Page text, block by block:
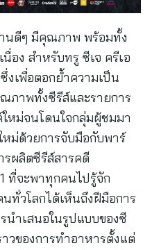
นดีๆ มีคุณภาพ พร้อมทั้ง
อง สำหรับทรู ซีเจ ครีเอ
งเพื่อตอกย้ำความเป็น
ภาพทั้งซีรีส์และรายการ
หม่จนโดนใจกลุ่มผู้ชมมา
ม่ด้วยการจับมือกับพาร์
รผลิตซีรีส์สารคดี
ที่จะพาทุกคนไปรู้จัก
ทั่วโลกได้เห็นถึงฝีมือการ
ำเสนอในรูปแบบของซี
วของการทำอาหารตั้งแต่